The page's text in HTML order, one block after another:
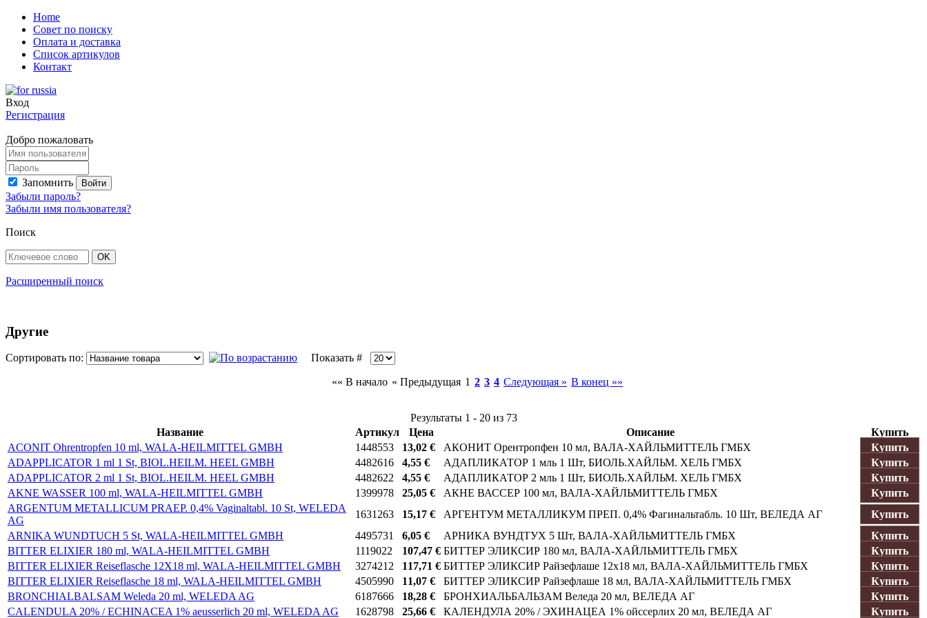
Home
Совет по поиску
Оплата и доставка
Список артикулов
Контакт
Вход
Регистрация
Добро пожаловать
Запомнить
Забыли пароль?
Забыли имя пользователя?
Поиск
Расширенный поиск
Другие
Сортировать по: Показать #
«« В начало « Предыдущая 1 2 3 4 Следующая » В конец »»
Результаты 1 - 20 из 73
Название
Артикул Цена Описание
Купить
ACONIT Ohrentropfen 10 ml, WALA-HEILMITTEL GMBH
1448553 13,02 € АКОНИТ Орентропфен 10 мл, ВАЛА-ХАЙЛЬМИТТЕЛЬ ГМБХ
Купить
ADAPPLICATOR 1 ml 1 St, BIOL.HEILM. HEEL GMBH
4482616 4,55 € АДАПЛИКАТОР 1 мль 1 Шт, БИОЛЬ.ХАЙЛЬМ. ХЕЛЬ ГМБХ
Купить
ADAPPLICATOR 2 ml 1 St, BIOL.HEILM. HEEL GMBH
4482622 4,55 € АДАПЛИКАТОР 2 мль 1 Шт, БИОЛЬ.ХАЙЛЬМ. ХЕЛЬ ГМБХ
Купить
AKNE WASSER 100 ml, WALA-HEILMITTEL GMBH
1399978 25,05 € АКНЕ ВАССЕР 100 мл, ВАЛА-ХАЙЛЬМИТТЕЛЬ ГМБХ
Купить
ARGENTUM METALLICUM PRAEP. 0,4% Vaginaltabl. 10 St, WELEDA
AG
1631263 15,17 € АРГЕНТУМ МЕТАЛЛИКУМ ПРЕП. 0,4% Фагинальтабль. 10 Шт, ВЕЛЕДА АГ
Купить
ARNIKA WUNDTUCH 5 St, WALA-HEILMITTEL GMBH
4495731 6,05 € АРНИКА ВУНДТУХ 5 Шт, ВАЛА-ХАЙЛЬМИТТЕЛЬ ГМБХ
Купить
BITTER ELIXIER 180 ml, WALA-HEILMITTEL GMBH
1119022 107,47 € БИТТЕР ЭЛИКСИР 180 мл, ВАЛА-ХАЙЛЬМИТТЕЛЬ ГМБХ
Купить
BITTER ELIXIER Reiseflasche 12X18 ml, WALA-HEILMITTEL GMBH
3274212 117,71 € БИТТЕР ЭЛИКСИР Райзефлаше 12x18 мл, ВАЛА-ХАЙЛЬМИТТЕЛЬ ГМБХ
Купить
BITTER ELIXIER Reiseflasche 18 ml, WALA-HEILMITTEL GMBH
4505990 11,07 € БИТТЕР ЭЛИКСИР Райзефлаше 18 мл, ВАЛА-ХАЙЛЬМИТТЕЛЬ ГМБХ
Купить
BRONCHIALBALSAM Weleda 20 ml, WELEDA AG
6187666 18,28 € БРОНХИАЛЬБАЛЬЗАМ Веледа 20 мл, ВЕЛЕДА АГ
Купить
CALENDULA 20% / ECHINACEA 1% aeusserlich 20 ml, WELEDA AG
1628798 25,66 € КАЛЕНДУЛА 20% / ЭХИНАЦЕА 1% ойссерлих 20 мл, ВЕЛЕДА АГ Купить